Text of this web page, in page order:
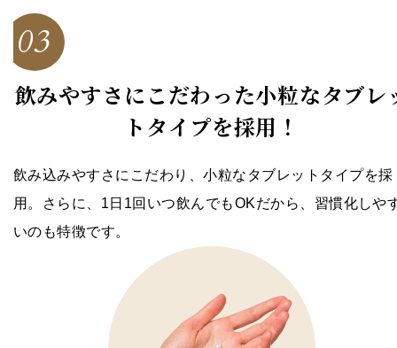
03
飲みやすさにこだわった小粒なタブレ
トタイプを採用！
飲み込みやすさにこだわり、小粒なタブレットタイプを採
用。さらに、1日1回いつ飲んでもOKだから、 習慣化しや
いのも特徴です。